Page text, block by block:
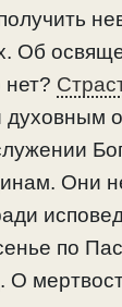
Об
нет?
духовным
Они
по